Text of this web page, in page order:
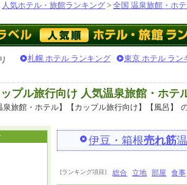
人気ホテル・旅館ランキング > 全国 温泉旅館・ホ
札幌 ホテル ランキング 東京 ホテル ラン
プル旅行向け 人気温泉旅館・ホテ
泉旅館・ホテル】【カップル旅行向け】【風呂】
伊豆・箱根売れ筋
[ランキング項目] 総合 立地 部屋 食事